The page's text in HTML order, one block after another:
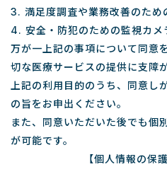
3. 満足度調査や業務改善のため
4. 安全・防犯のための監視カメ
万が一上記の事項について同意
切な医療サービスの提供に支障
上記の利用目的のうち、同意し
の旨をお申出ください。
また、同意いただいた後でも個
が可能です。
【個人情報の保